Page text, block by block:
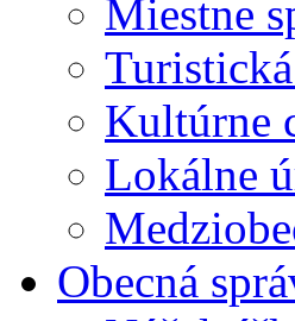
Miestne
Kultúrne
Lokálne
Obecná